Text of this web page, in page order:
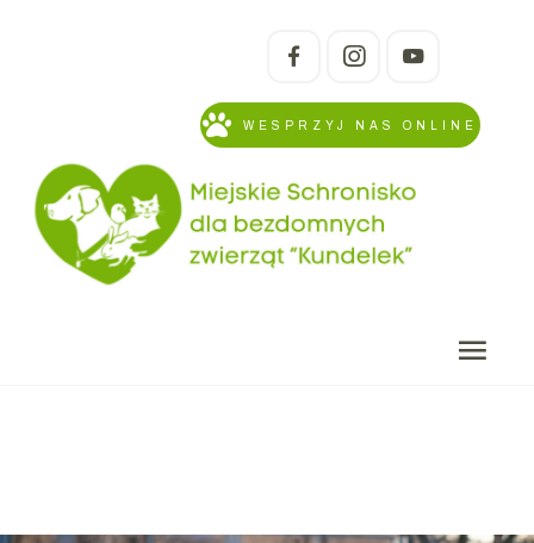
WESPRZYJ NAS ONLINE